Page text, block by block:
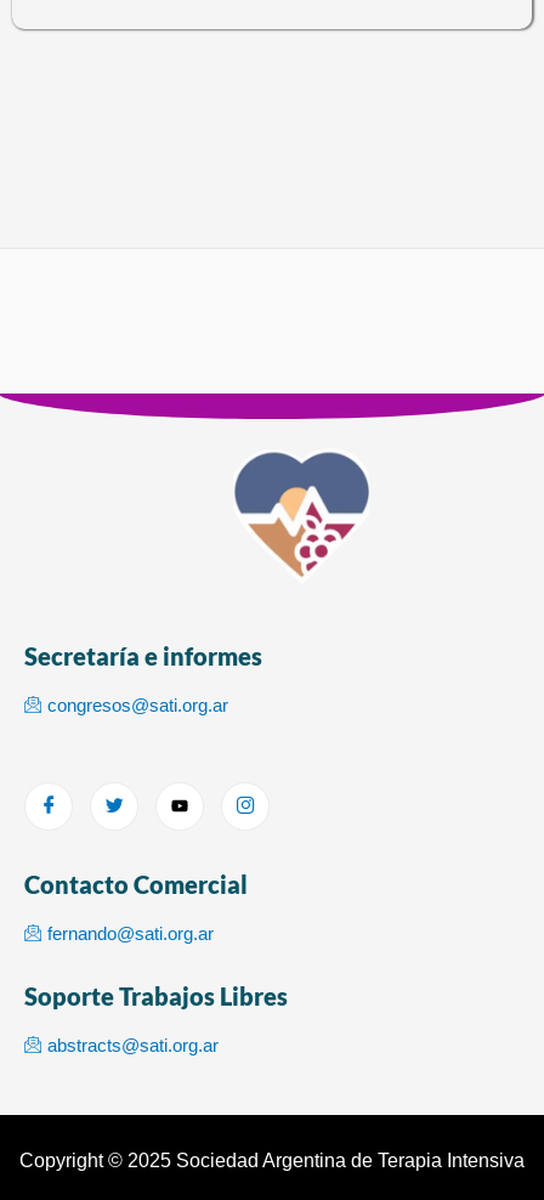
Secretaría e informes
congresos@sati.org.ar
Contacto Comercial
fernando@sati.org.ar
Soporte Trabajos Libres
abstracts@sati.org.ar
Copyright © 2025 Sociedad Argentina de Terapia Intensiva